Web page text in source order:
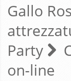
HOME
NOLEGGIO
CHI SIAMO
Gallo
Party
on-line